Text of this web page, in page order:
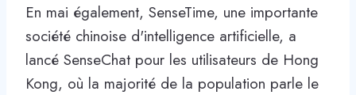
En mai également, SenseTime, une importante
société chinoise d'intelligence artificielle, a
lancé SenseChat pour les utilisateurs de Hong
Kong, où la majorité de la population parle le